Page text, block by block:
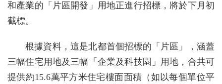
和產業的「片區開發」用地正進行招標，將於下月初
截標。
根據資料，這是北都首個招標的「片區」，涵蓋
三幅住宅用地及三幅「企業及科技園」用地，合共可
提供約15.6萬平方米住宅樓面面積（如以每個單位平